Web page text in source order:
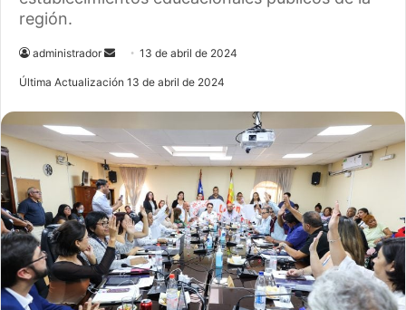
región.
administrador
e
n
e
m
a
i
l
13 de abril de 2024
Última Actualización 13 de abril de 2024